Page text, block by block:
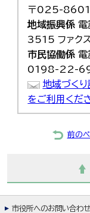
〒025-8601
地域振興係
3515 ファ
市民協働係 電
0198-22-
地域づく
をご利用くだ
前の
市役所へのお問い合わせ